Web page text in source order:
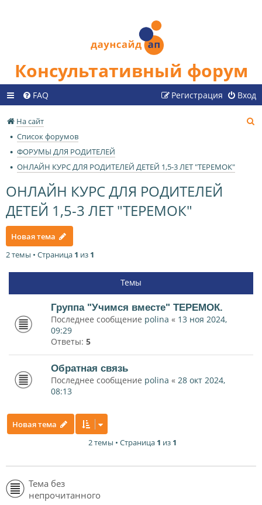
Консультативный форум
FAQ Вход
Регистрация
На сайт
Список форумов
ФОРУМЫ ДЛЯ РОДИТЕЛЕЙ
ОНЛАЙН КУРС ДЛЯ РОДИТЕЛЕЙ ДЕТЕЙ 1,5-3 ЛЕТ "ТЕРЕМОК"
ОНЛАЙН КУРС ДЛЯ РОДИТЕЛЕЙ
ДЕТЕЙ 1,5-3 ЛЕТ "ТЕРЕМОК"
Новая тема
2 темы • Страница 1 из 1
Темы
Группа "Учимся вместе" ТЕРЕМОК.
Последнее сообщение polina « 13 ноя 2024,
09:29
Ответы: 5
Обратная связь
Последнее сообщение polina « 28 окт 2024,
08:13
Новая тема
2 темы • Страница 1 из 1
Тема без
непрочитанного